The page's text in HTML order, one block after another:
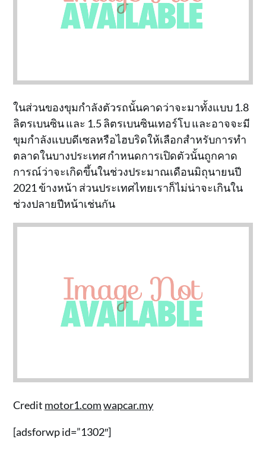
ในส่วนของขุมกำลังตัวรถนั้นคาดว่าจะมาทั้งแบบ 1.8
ลิตรเบนซิน และ 1.5 ลิตรเบนซินเทอร์โบ และอาจจะมี
ขุมกำลังแบบดีเซลหรือไฮบริดให้เลือกสำหรับการทำ
ตลาดในบางประเทศ กำหนดการเปิดตัวนั้นถูกคาด
การณ์ว่าจะเกิดขึ้นในช่วงประมาณเดือนมิถุนายนปี
2021 ข้างหน้า ส่วนประเทศไทยเราก็ไม่น่าจะเกินใน
ช่วงปลายปีหน้าเช่นกัน
Credit motor1.com wapcar.my
[adsforwp id=”1302″]